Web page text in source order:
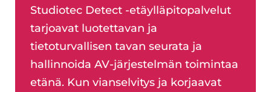
Studiotec Detect -etäylläpitopalvelut
tarjoavat luotettavan ja
tietoturvallisen tavan seurata ja
hallinnoida AV-järjestelmän toimintaa
etänä. Kun vianselvitys ja korjaavat